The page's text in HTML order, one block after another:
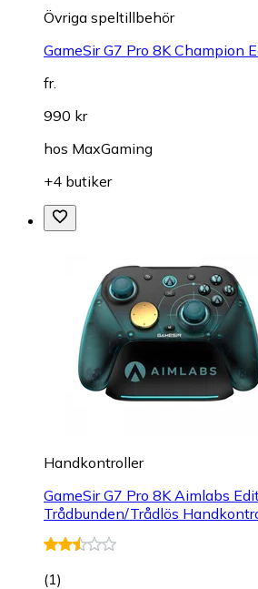
Övriga speltillbehör
GameSir G7 Pro 8K Champion
fr.
990 kr
hos MaxGaming
+4 butiker
Handkontroller
GameSir G7 Pro 8K Aimlabs
Trådbunden/Trådlös
(1)